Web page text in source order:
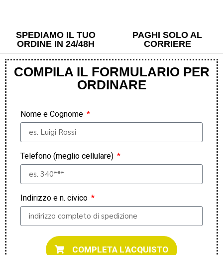
SPEDIAMO IL TUO
ORDINE IN 24/48H
PAGHI SOLO AL
CORRIERE
COMPILA IL FORMULARIO PER
ORDINARE
Nome e Cognome
Telefono (meglio cellulare)
Indirizzo e n. civico
COMPLETA L'ACQUISTO